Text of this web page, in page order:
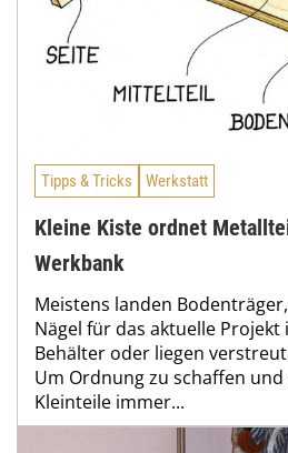
Tipps & Tricks Werkstatt
Kleine Kiste ordnet
Werkbank
Meistens landen
Nägel für das aktuelle
Behälter oder liegen
Um Ordnung zu schaffen
Kleinteile immer...